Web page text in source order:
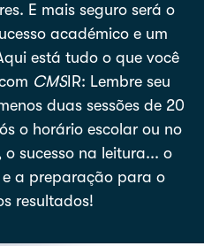
E mais seguro será o
académico e um
está tudo o que você
CMS IR: Lembre seu
duas sessões de 20
o horário escolar ou no
sucesso na leitura... o
e a preparação para o
resultados!